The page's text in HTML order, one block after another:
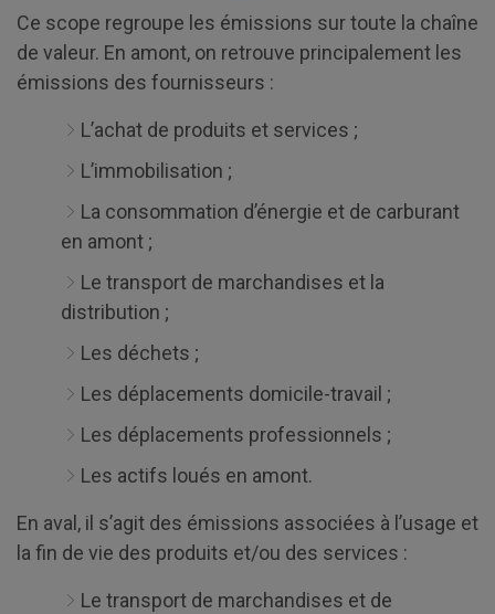
Ce scope regroupe les émissions sur toute la chaîne
de valeur. En amont, on retrouve principalement les
émissions des fournisseurs :
L’achat de produits et services ;
L’immobilisation ;
La consommation d’énergie et de carburant
en amont ;
Le transport de marchandises et la
distribution ;
Les déchets ;
Les déplacements domicile-travail ;
Les déplacements professionnels ;
Les actifs loués en amont.
En aval, il s’agit des émissions associées à l’usage et
la fin de vie des produits et/ou des services :
Le transport de marchandises et de